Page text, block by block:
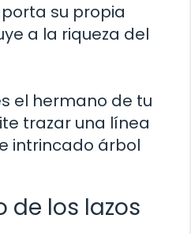
su propia
a la riqueza del
el hermano de tu
trazar una línea
intrincado árbol
de los lazos